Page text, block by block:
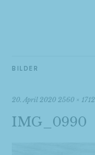
BILDER
20. April 2020 2560 × 1712
IMG_0990